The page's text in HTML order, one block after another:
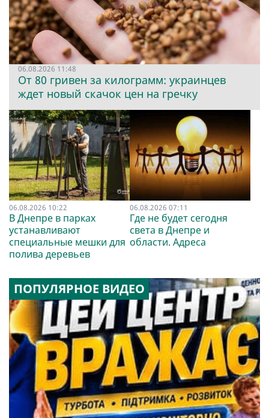
06.08.2026 11:48
От 80 гривен за килограмм: украинцев
ждет новый скачок цен на гречку
06.08.2026 10:22
В Днепре в парках
устанавливают
специальные мешки для
полива деревьев
06.08.2026 07:11
Где не будет сегодня
света в Днепре и
области. Адреса
ПОПУЛЯРНОЕ ВИДЕО